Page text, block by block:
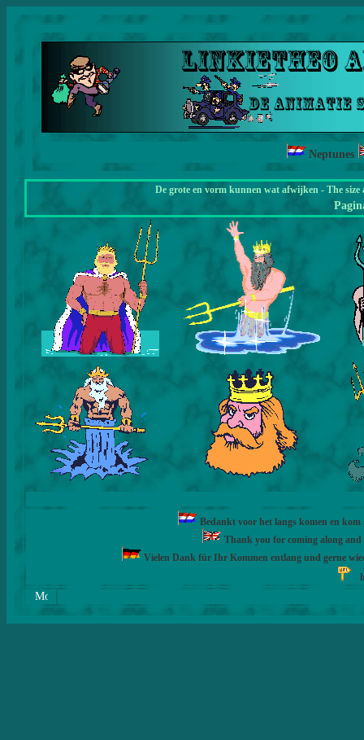
Neptunes
De grote en vorm kunnen wat afwijken - The
Bedankt voor het langs komen en
Thank you for coming along and
Vielen Dank für Ihr Kommen entlang und gerne